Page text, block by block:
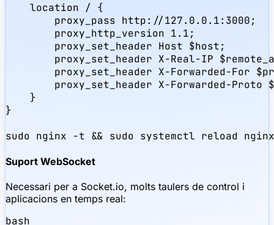
    location / {
        proxy_pass http://127.0.0.1:3000;
        proxy_http_version 1.1;
        proxy_set_header Host $host;
proxy_set_header X-Real-IP
proxy_set_header X-Forwarded-For
proxy_set_header X-Forwarded-Proto
    }
}
sudo nginx -t && sudo systemctl reload nginx
Suport WebSocket
Necessari per a Socket.io, molts taulers de control i
aplicacions en temps real:
bash